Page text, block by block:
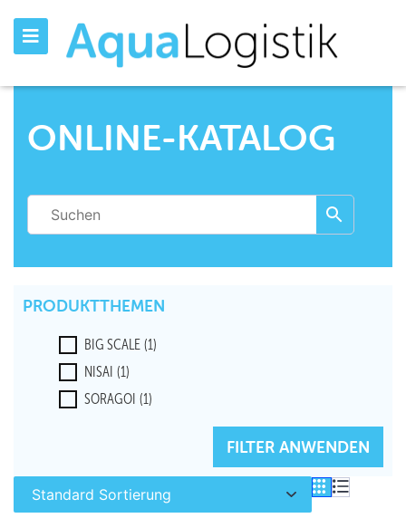
ONLINE-KATALOG
PRODUKTTHEMEN
BIG SCALE (1)
NISAI (1)
SORAGOI (1)
FILTER ANWENDEN